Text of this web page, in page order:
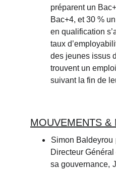
préparent un
Bac+4, et 30 %
en qualification
taux
des jeunes issus
trouvent un
suivant la fin de
MOUVEMENTS &
Simon Baldeyrou
Directeur Général
sa gouvernance,